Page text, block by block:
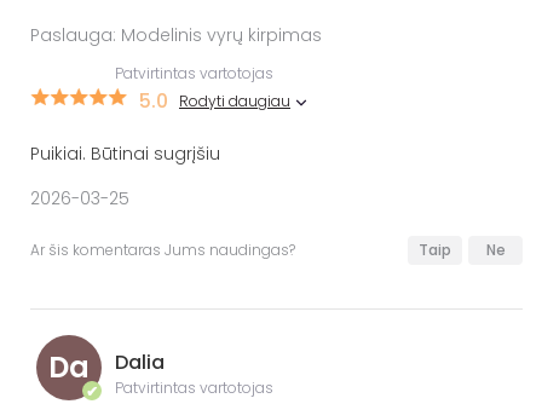
Paslauga: Modelinis vyrų kirpimas
Patvirtintas vartotojas
5.0 Rodyti daugiau
Puikiai. Būtinai sugrįšiu
2026-03-25
Ar šis komentaras Jums naudingas? Taip Ne
Da
✔
Dalia
Patvirtintas vartotojas